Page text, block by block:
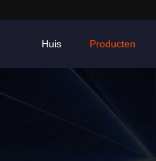
Huis Producten